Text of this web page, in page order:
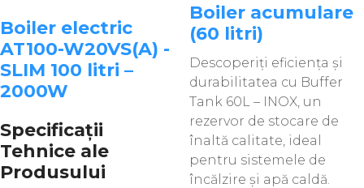
Boiler electric
AT100-W20VS(A) -
SLIM 100 litri –
2000W
Specificații
Tehnice ale
Produsului
Boiler acumulare
(60 litri)
Descoperiți eficiența și
durabilitatea cu Buffer
Tank 60L – INOX, un
rezervor de stocare de
înaltă calitate, ideal
pentru sistemele de
încălzire și apă caldă.